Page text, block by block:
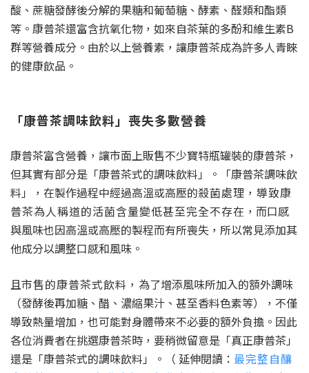
酸、蔗糖發酵後分解的果糖和葡萄糖、酵素、醛類和酯類
等。康普茶還富含抗氧化物，如來自茶葉的多酚和維生素B
群等營養成分。由於以上營養素，讓康普茶成為許多人青睞
的健康飲品。
「康普茶調味飲料」喪失多數營養
康普茶富含營養，讓市面上販售不少寶特瓶罐裝的康普茶，
但其實有部分是「康普茶式的調味飲料」。「康普茶調味飲
料」，在製作過程中經過高溫或高壓的殺菌處理，導致康
普茶為人稱道的活菌含量變低甚至完全不存在 ，而口感
與風味也因高溫或高壓的製程而有所喪失，所以常見添加其
他成分以調整口感和風味。
且市售的康普茶式飲料， 為了增添風味所加入的額外調味
（發酵後再加糖、醋、濃縮果汁、甚至香料色素等），不僅
導致熱量增加，也可能對身體帶來不必要的額外負擔。因此
各位消費者在挑選康普茶時，要稍微留意是「真正康普茶」
還是「康普茶式的調味飲料」。（ 延伸閱讀： 最完整自釀